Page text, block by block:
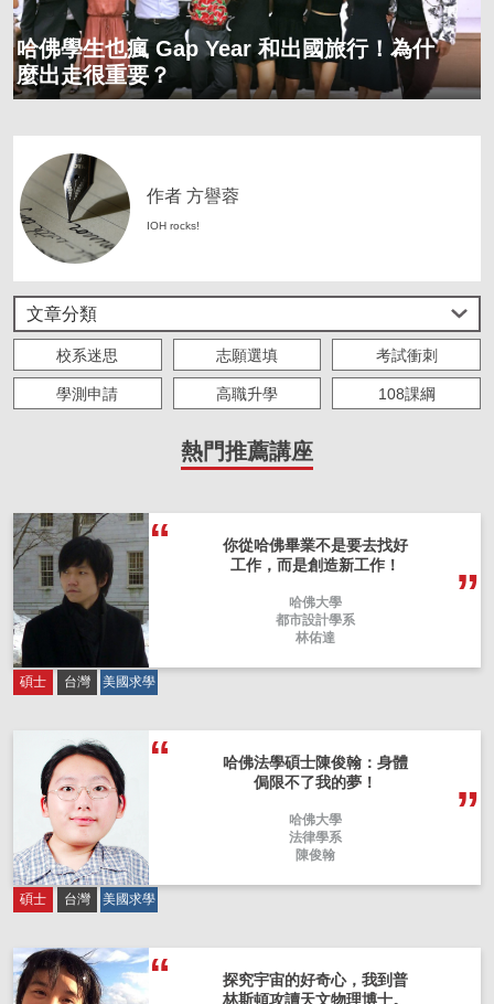
哈佛學生也瘋 Gap Year 和出國旅行！為什
麼出走很重要？
作者 方譽蓉
IOH rocks!
文章分類
校系迷思 志願選填 考試衝刺
學測申請 高職升學 108課綱
IOH 實習
僑外來台求學
熱門推薦講座
你從哈佛畢業不是要去找好
工作，而是創造新工作！
哈佛大學
都市設計學系
林佑達
碩士 台灣 美國求學
哈佛法學碩士陳俊翰：身體
侷限不了我的夢！
哈佛大學
法律學系
陳俊翰
碩士 台灣 美國求學
探究宇宙的好奇心，我到普
林斯頓攻讀天文物理博士。